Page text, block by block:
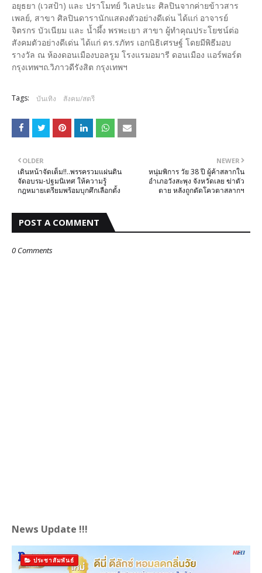
อยุธยา (เวสป้า) และ ปราโมทย์ วิเลปะนะ ศิลปินจากค่ายข้าวสาร
เพลย์, สาขา ศิลปินดารานักแสดงตัวอย่างดีเด่น ได้แก่ อาจารย์
จิตรกร บัวเนียม และ น้ำผึ้ง พรพะเยา สาขา ผู้ทำคุณประโยชน์ต่อ
สังคมตัวอย่างดีเด่น ได้แก่ ดร.รภัทร เอกนิธิเศรษฐ์ โดยมีพิธีมอบ
รางวัล ณ ห้องดอนเมืองบอลรูม โรงแรมอมารี ดอนเมือง แอร์พอร์ต
กรุงเทพฯถ.วิภาวดีรังสิต กรุงเทพฯ
Tags: บันเทิง สังคม/สตรี
NEWER
หนุ่มพิการ วัย 38 ปี ผู้ค้าสลากใน
อำเภอวังสะพุง จังหวัดเลย ฆ่าตัว
ตาย หลังถูกตัดโควตาสลากฯ
OLDER
เดินหน้าจัดเต็ม!!..พรรครวมแผ่นดิน
จัดอบรม-ปฐมนิเทศ ให้ความรู้
กฎหมายเตรียมพร้อมบุกศึกเลือกตั้ง
POST A COMMENT
0 Comments
News Update !!!
ประชาสัมพันธ์